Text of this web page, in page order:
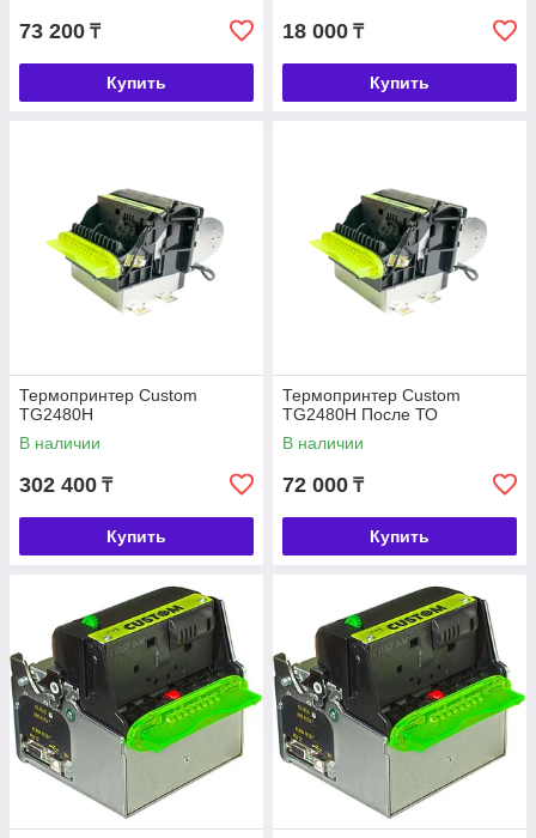
73 200 ₸
Купить
18 000 ₸
Купить
Термопринтер Custom
TG2480H
В наличии
302 400 ₸
Купить
Термопринтер Custom
TG2480H После ТО
В наличии
72 000 ₸
Купить